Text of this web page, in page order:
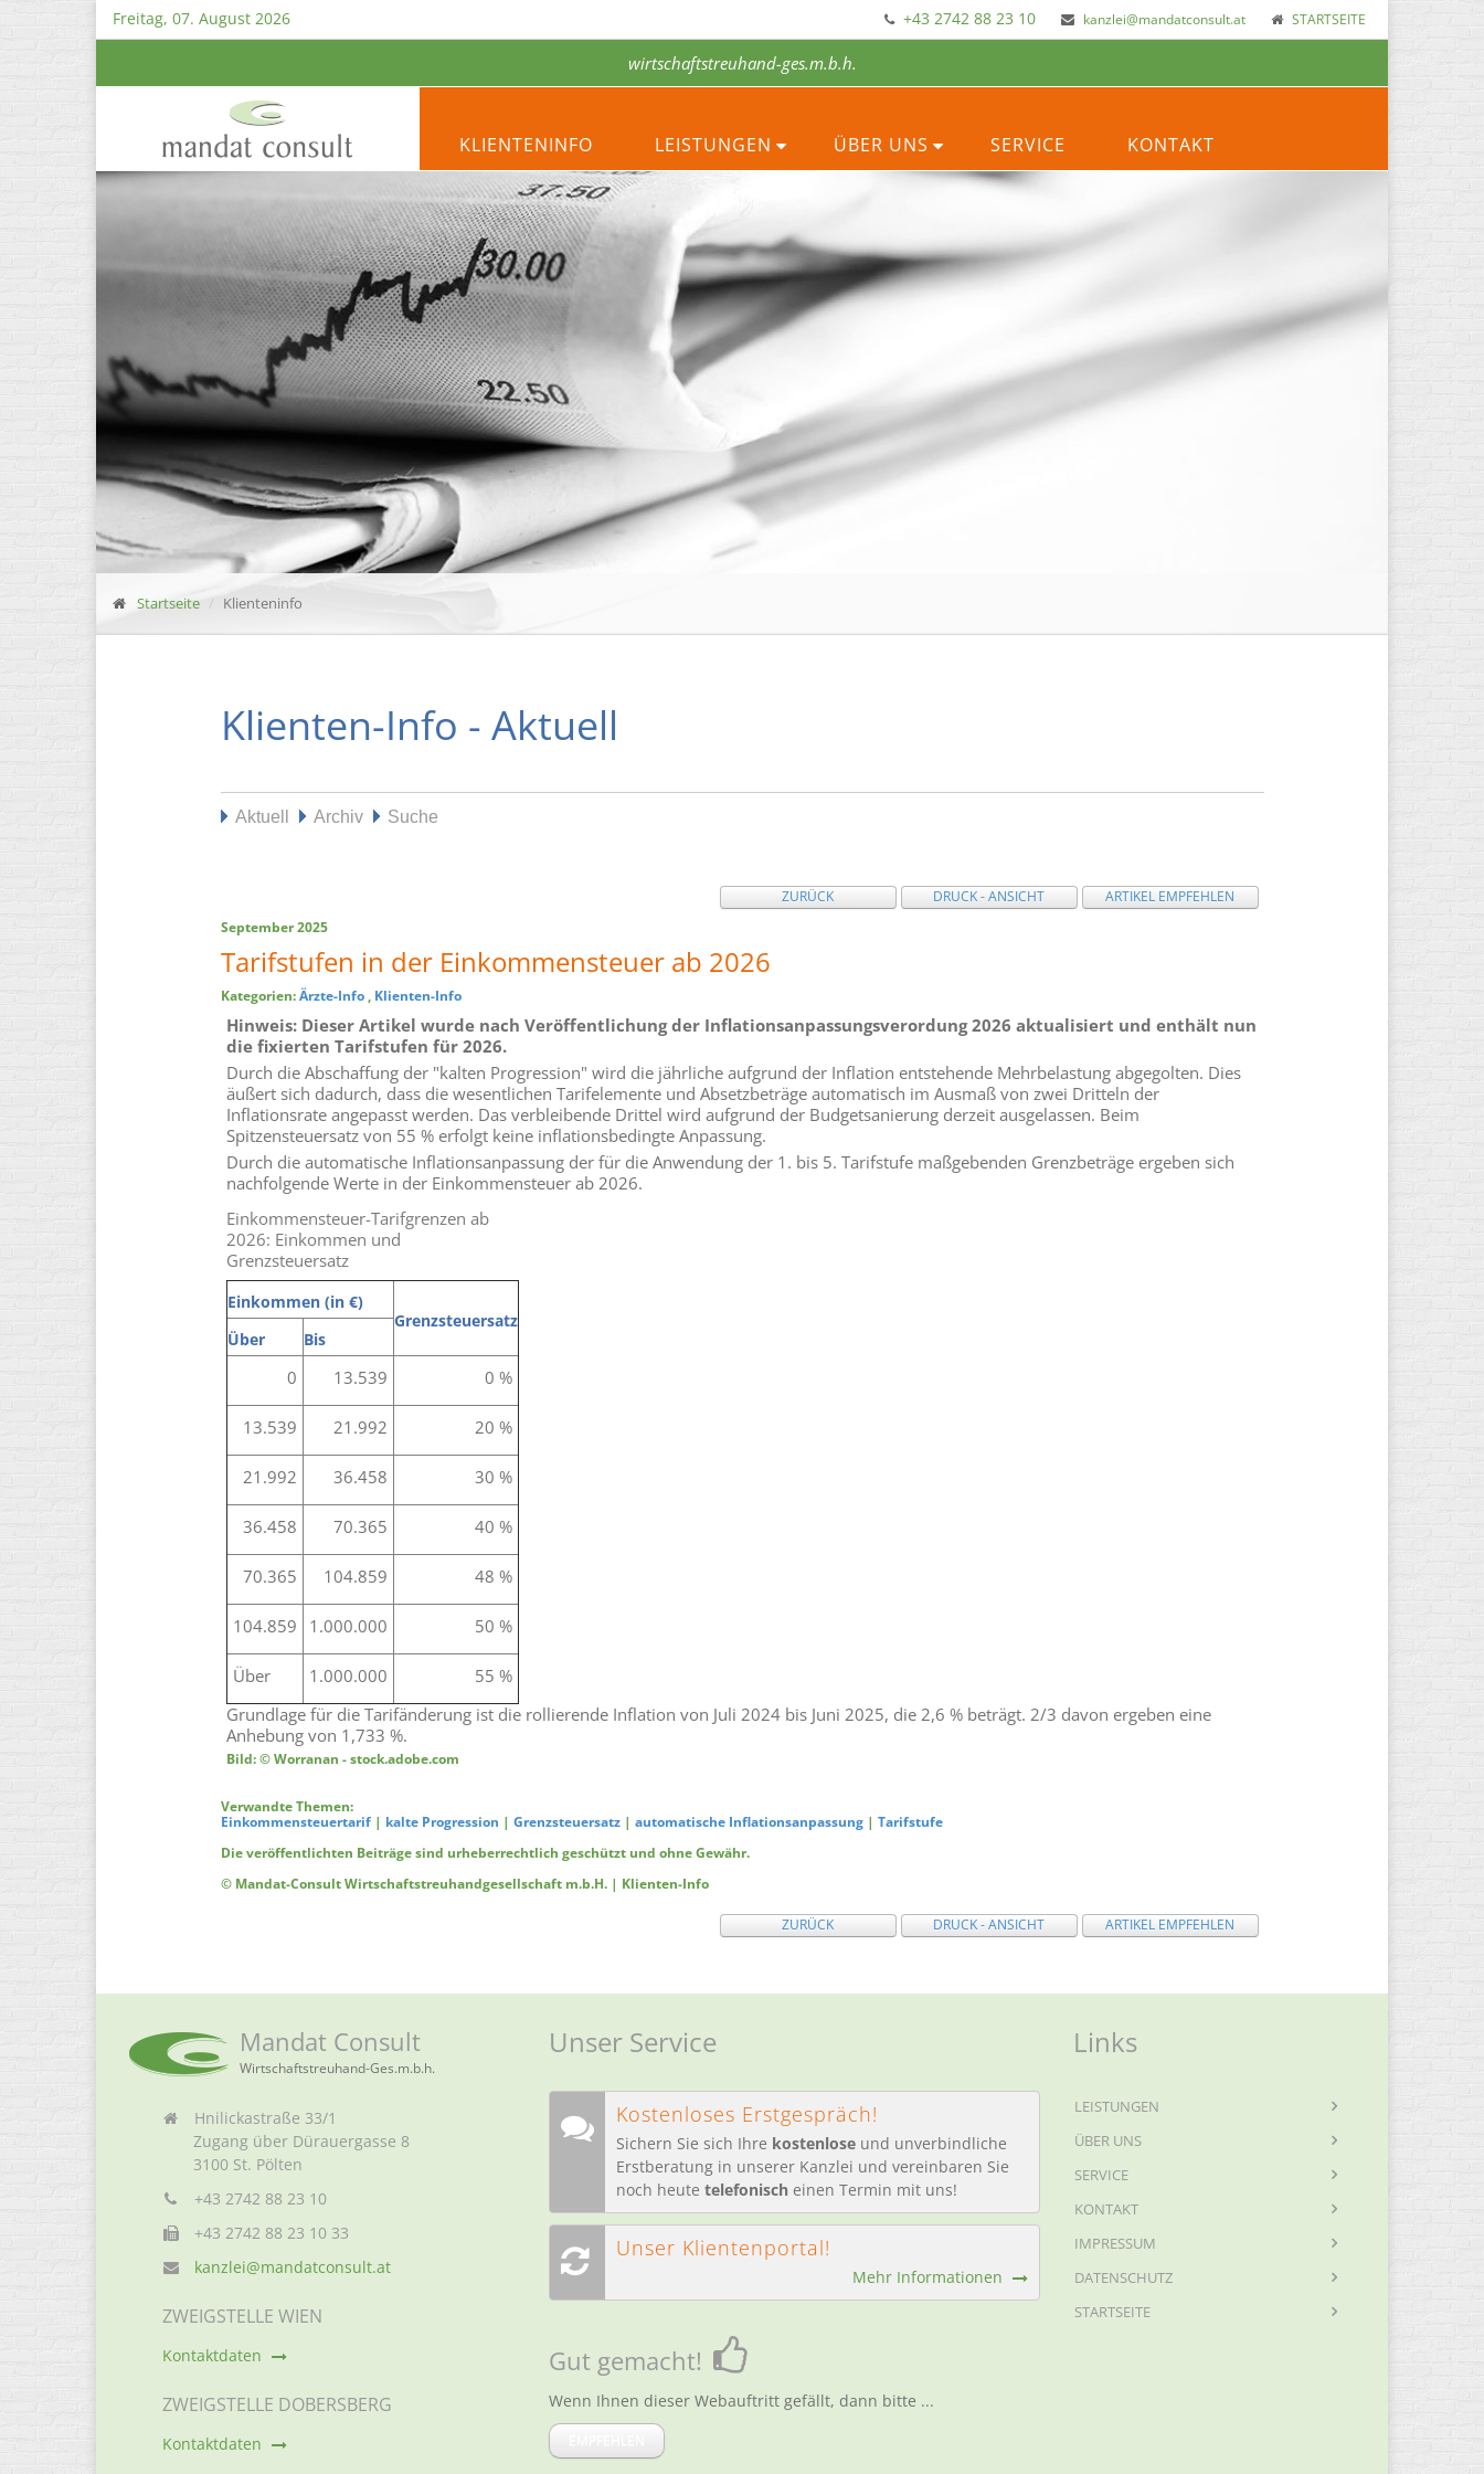
Freitag, 07. August 2026 +43 2742 88 23 10 kanzlei@mandatconsult.at STARTSEITE
wirtschaftstreuhand-ges.m.b.h.
KLIENTENINFO LEISTUNGEN ÜBER UNS SERVICE KONTAKT
Startseite Klienteninfo
Klienten-Info - Aktuell
Aktuell Archiv Suche
ZURÜCK DRUCK - ANSICHT
ARTIKEL EMPFEHLEN
September 2025
Tarifstufen in der Einkommensteuer ab 2026
Kategorien:Ärzte-Info, Klienten-Info
Hinweis: Dieser Artikel wurde nach Veröffentlichung der Inflationsanpassungsverordung 2026 aktualisiert und enthält nun
die fixierten Tarifstufen für 2026.
Durch die Abschaffung der "kalten Progression" wird die jährliche aufgrund der Inflation entstehende Mehrbelastung abgegolten. Dies
äußert sich dadurch, dass die wesentlichen Tarifelemente und Absetzbeträge automatisch im Ausmaß von zwei Dritteln der
Inflationsrate angepasst werden. Das verbleibende Drittel wird aufgrund der Budgetsanierung derzeit ausgelassen. Beim
Spitzensteuersatz von 55 % erfolgt keine inflationsbedingte Anpassung.
Durch die automatische Inflationsanpassung der für die Anwendung der 1. bis 5. Tarifstufe maßgebenden Grenzbeträge ergeben sich
nachfolgende Werte in der Einkommensteuer ab 2026.
Einkommensteuer-Tarifgrenzen ab
2026: Einkommen und
Grenzsteuersatz
Einkommen (in €)
Grenzsteuersatz
Über
Bis
0 13.539 0 %
13.539 21.992 20 %
21.992 36.458 30 %
36.458 70.365 40 %
70.365 104.859 48 %
104.859 1.000.000 50 %
Über 1.000.000
55 %
Grundlage für die Tarifänderung ist die rollierende Inflation von Juli 2024 bis Juni 2025, die 2,6 % beträgt. 2/3 davon ergeben eine
Anhebung von 1,733 %.
Bild: © Worranan - stock.adobe.com
Verwandte Themen:
Einkommensteuertarif| kalte Progression | Grenzsteuersatz| automatische Inflationsanpassung| Tarifstufe
Die veröffentlichten Beiträge sind urheberrechtlich geschützt und ohne Gewähr.
© Mandat-Consult Wirtschaftstreuhandgesellschaft m.b.H. | Klienten-Info
ZURÜCK DRUCK - ANSICHT ARTIKEL EMPFEHLEN
Mandat Consult
Wirtschaftstreuhand-Ges.m.b.h.
Hnilickastraße 33/1
Zugang über Dürauergasse 8
3100 St. Pölten
+43 2742 88 23 10
+43 2742 88 23 10 33
kanzlei@mandatconsult.at
ZWEIGSTELLE WIEN
Kontaktdaten
ZWEIGSTELLE DOBERSBERG
Kontaktdaten
Unser Service
Kostenloses Erstgespräch!
Sichern Sie sich Ihre kostenlose und unverbindliche
Erstberatung in unserer Kanzlei und vereinbaren Sie
noch heute telefonisch einen Termin mit uns!
Unser Klientenportal!
Mehr Informationen
Gut gemacht!
Wenn Ihnen dieser Webauftritt gefällt, dann bitte ...
Links
LEISTUNGEN
ÜBER UNS
SERVICE
KONTAKT
IMPRESSUM
DATENSCHUTZ
STARTSEITE